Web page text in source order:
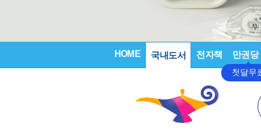
HOME 국내도서 전자책 만권당
첫달무